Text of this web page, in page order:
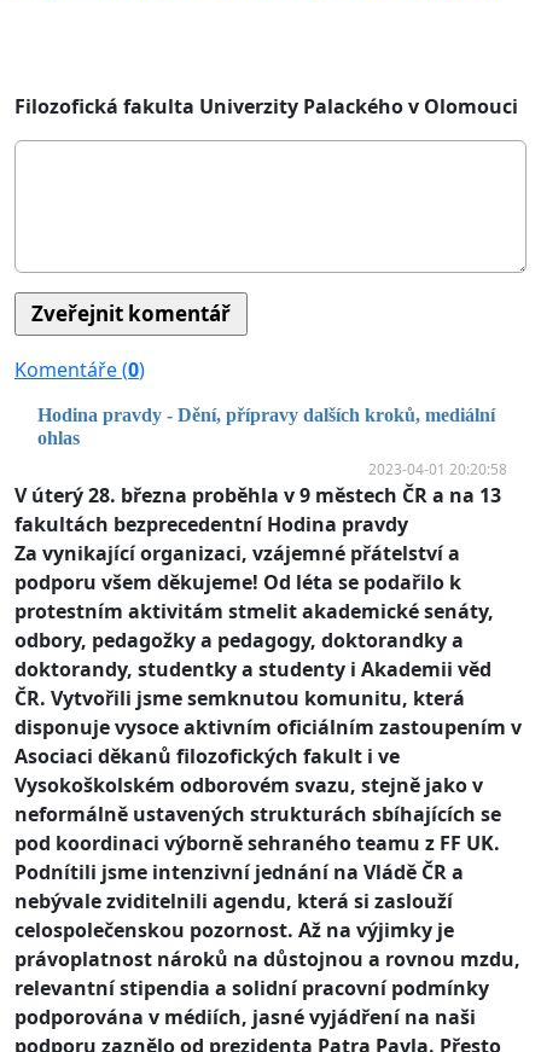
Filozofická fakulta Univerzity Palackého v Olomouci
Komentáře (0)
Hodina pravdy - Dění, přípravy dalších kroků, mediální
ohlas
2023-04-01 20:20:58
V úterý 28. března proběhla v 9 městech ČR a na 13
fakultách bezprecedentní Hodina pravdy
Za vynikající organizaci, vzájemné přátelství a
podporu všem děkujeme! Od léta se podařilo k
protestním aktivitám stmelit akademické senáty,
odbory, pedagožky a pedagogy, doktorandky a
doktorandy, studentky a studenty i Akademii věd
ČR. Vytvořili jsme semknutou komunitu, která
disponuje vysoce aktivním oficiálním zastoupením v
Asociaci děkanů filozofických fakult i ve
Vysokoškolském odborovém svazu, stejně jako v
neformálně ustavených strukturách sbíhajících se
pod koordinaci výborně sehraného teamu z FF UK.
Podnítili jsme intenzivní jednání na Vládě ČR a
nebývale zviditelnili agendu, která si zaslouží
celospolečenskou pozornost. Až na výjimky je
právoplatnost nároků na důstojnou a rovnou mzdu,
relevantní stipendia a solidní pracovní podmínky
podporována v médiích, jasné vyjádření na naši
podporu zaznělo od prezidenta Patra Pavla. Přesto